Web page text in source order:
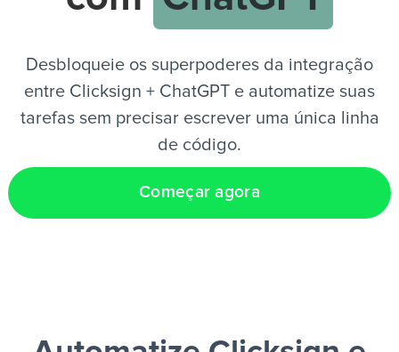
Desbloqueie os superpoderes da integração
entre Clicksign + ChatGPT e automatize suas
tarefas sem precisar escrever uma única linha
de código.
Começar agora